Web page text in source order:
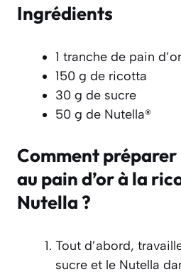
Ingrédients
1 tranche de pain d’or
150 g de ricotta
30 g de sucre
50 g de Nutella®
Comment préparer
au pain d’or à la
Nutella ?
Tout d’abord,
sucre et le Nutella